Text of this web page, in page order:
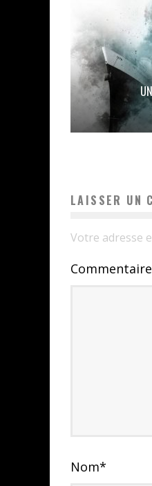
LAISSER UN
Votre adresse
Commentaire
Nom*